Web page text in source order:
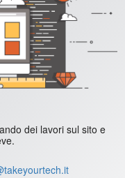
dei lavori sul sito e